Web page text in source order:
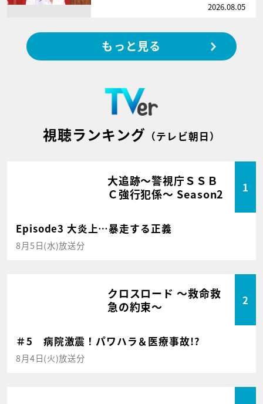
2026.08.05
もっと見る
視聴ランキング （テレビ朝日）
大追跡～警視庁ＳＳＢ
Ｃ強行犯係～ Season2
1
Episode3 大炎上…暴走する正義
8月5日(水)放送分
クロスロード ～救命救
急の約束～
2
＃5 病院激震！パワハラ＆医療事故!?
8月4日(火)放送分